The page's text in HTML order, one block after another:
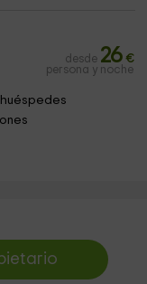
desde 26 €
persona y noche
huéspedes